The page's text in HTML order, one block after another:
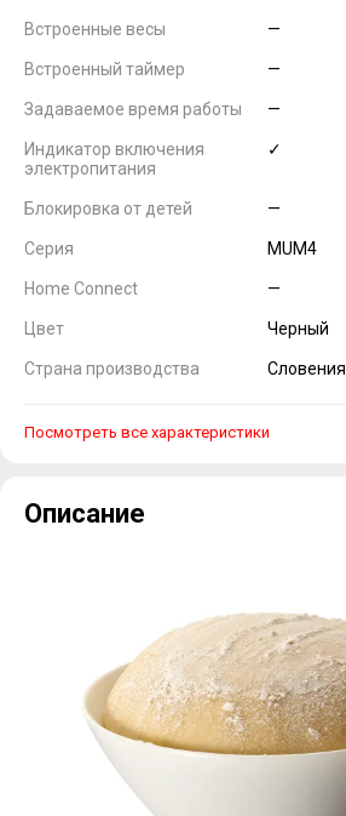
Встроенные весы —
Встроенный таймер —
Задаваемое время работы —
Индикатор включения
электропитания
✓
Блокировка от детей —
Серия MUM4
Home Connect —
Цвет Черный
Страна производства Словения
Посмотреть все характеристики
Описание